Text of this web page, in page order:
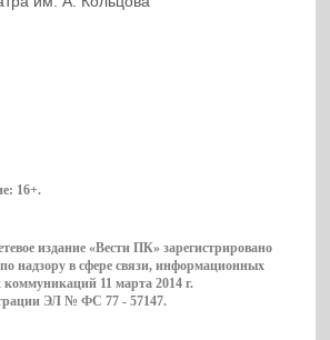
16+.
издание «Вести ПК» зарегистрировано
надзору в сфере связи, информационных
коммуникаций 11 марта 2014 г.
ЭЛ № ФС 77 - 57147.